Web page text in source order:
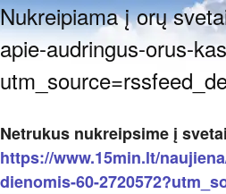
Nukreipiama į orų
apie-audringus-orus-
Netrukus nukreipsime į
https://www.15min.lt/
dienomis-60-